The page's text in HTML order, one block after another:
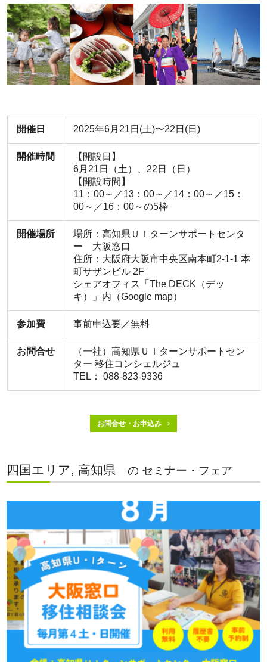
開催日 2025年6月21日(土)〜22日(日)
開催時間
【開設日】
6月21日（土）、22日（日）
【開設時間】
11：00～／13：00～／14：00～／15：
00～／16：00～の5枠
開催場所
場所：高知県ＵＩターンサポートセンタ
ー 大阪窓口
住所：大阪府大阪市中央区南本町2-1-1 本
町サザンビル 2F
シェアオフィス「The DECK（デッ
キ）」内（Google map）
参加費 事前申込要／無料
お問合せ
（一社）高知県ＵＩターンサポートセン
ター 移住コンシェルジュ
TEL： 088-823-9336
お問合せ・お申込み
四国エリア, 高知県 の セミナー・フェア